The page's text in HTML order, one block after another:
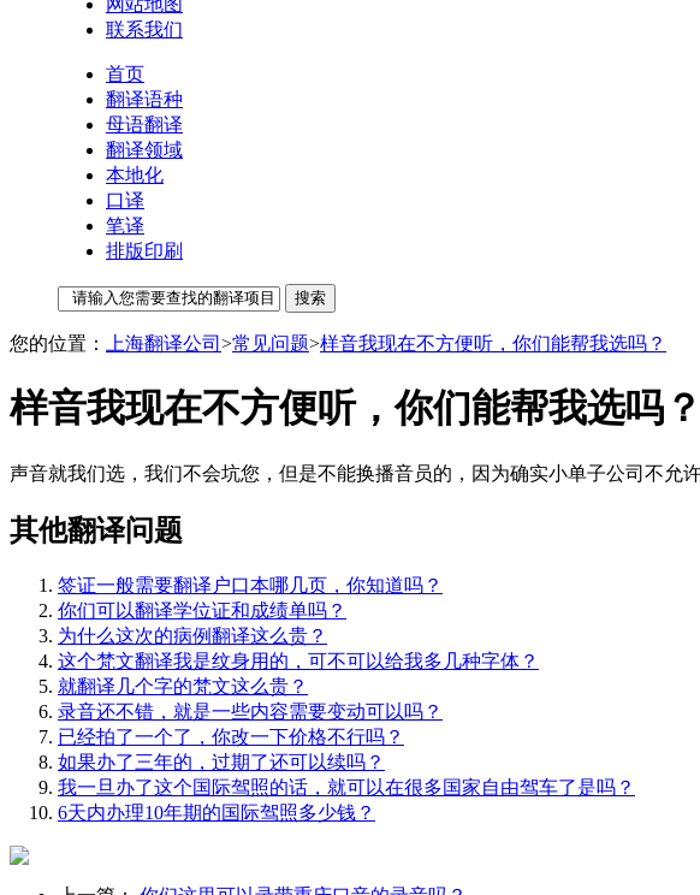
网站地图
联系我们
首页
翻译语种
母语翻译
翻译领域
本地化
口译
笔译
排版印刷
您的位置： 上海翻译公司 >常见问题>样音我现在不方便听，你们能帮我选吗？
样音我现在不方便听，你们能帮我选吗？
声音就我们选，我们不会坑您，但是不能换播音员的，因为确实小单子公司不允
其他翻译问题
签证一般需要翻译户口本哪几页，你知道吗？
你们可以翻译学位证和成绩单吗？
为什么这次的病例翻译这么贵？
这个梵文翻译我是纹身用的，可不可以给我多几种字体？
就翻译几个字的梵文这么贵？
录音还不错，就是一些内容需要变动可以吗？
已经拍了一个了，你改一下价格不行吗？
如果办了三年的，过期了还可以续吗？
我一旦办了这个国际驾照的话，就可以在很多国家自由驾车了是吗？
6天内办理10年期的国际驾照多少钱？